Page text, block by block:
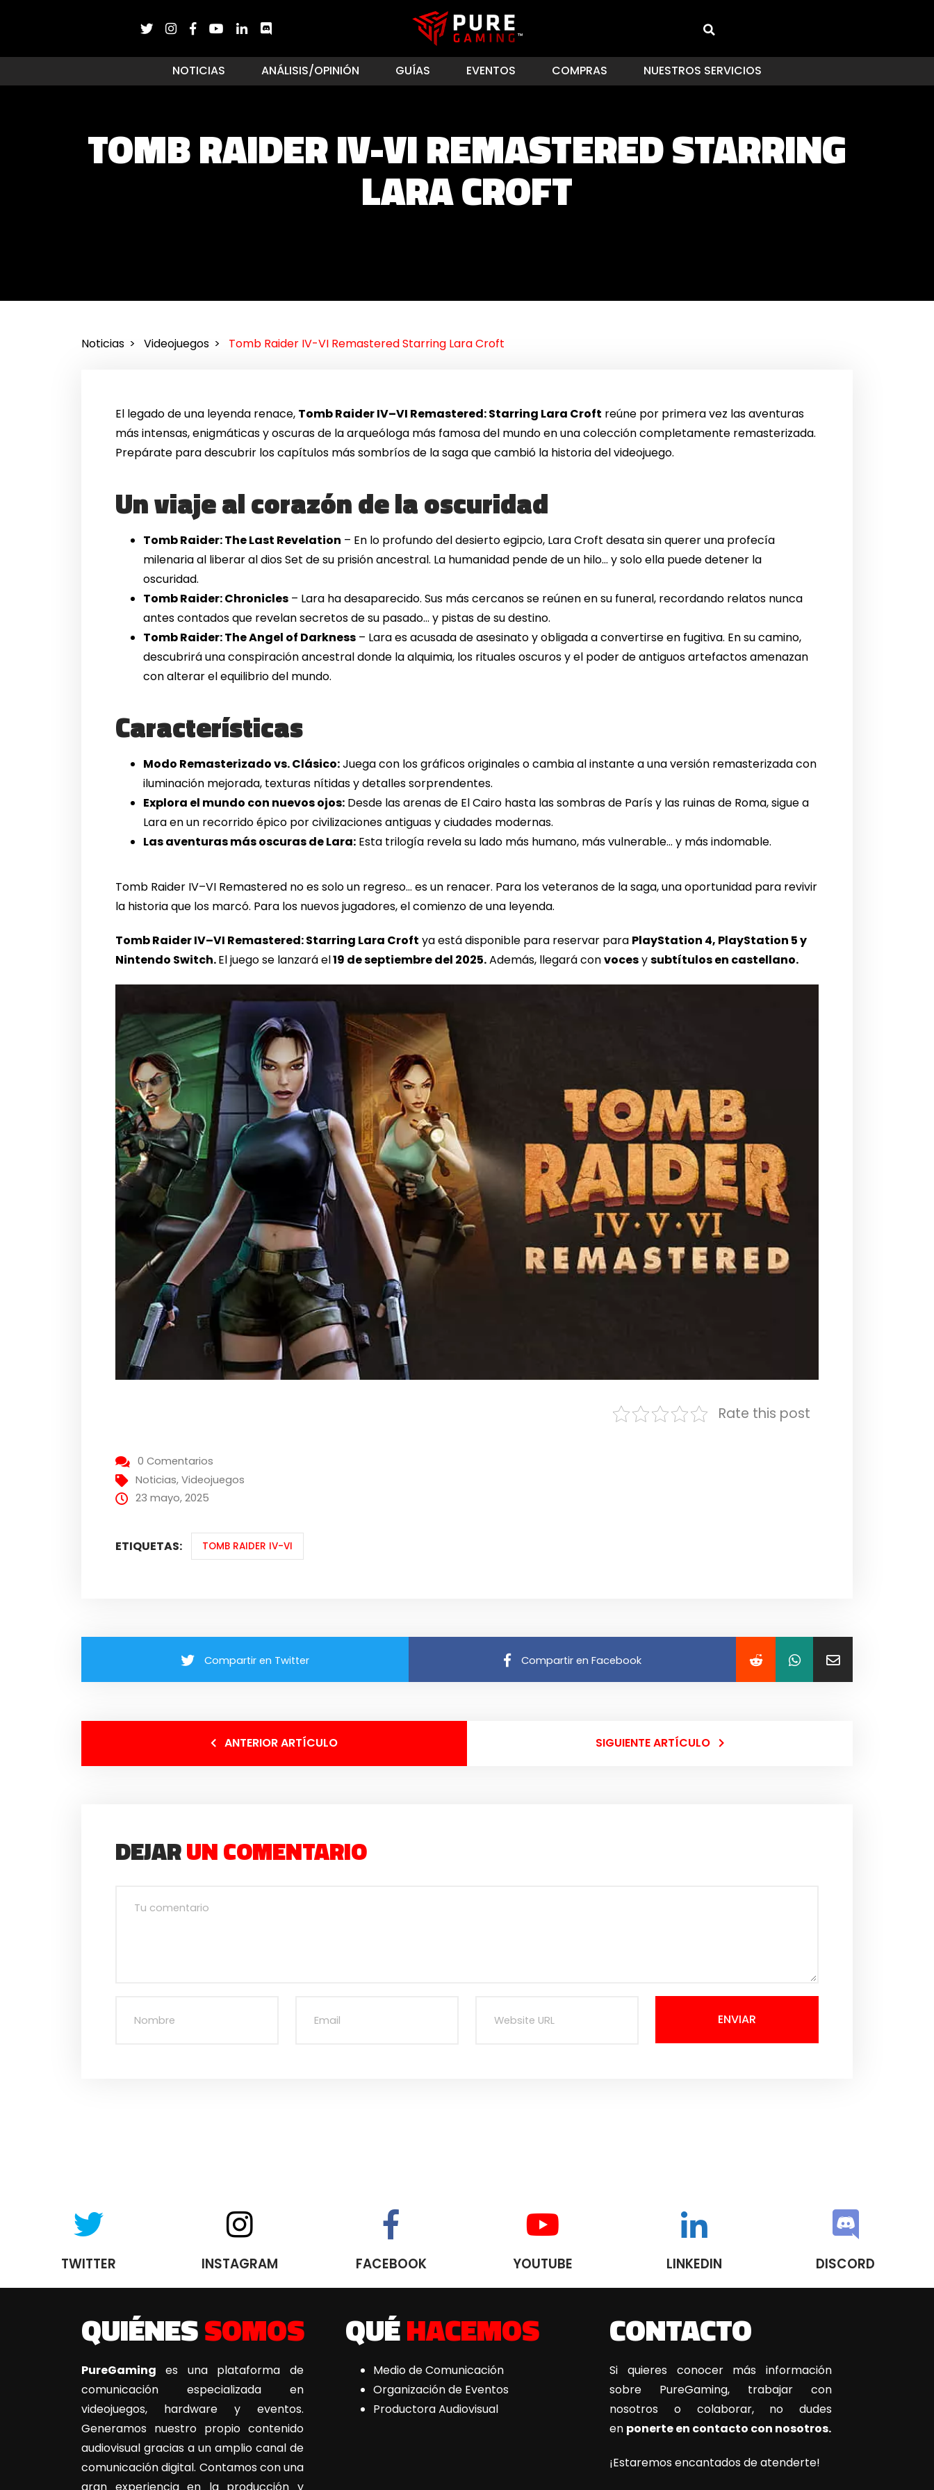
NOTICIAS ANÁLISIS/OPINIÓN GUÍAS EVENTOS COMPRAS NUESTROS SERVICIOS
TOMB RAIDER IV-VI REMASTERED STARRING
LARA CROFT
Noticias Videojuegos Tomb Raider IV-VI Remastered Starring Lara Croft
El legado de una leyenda renace, Tomb Raider IV–VI Remastered: Starring Lara Croft reúne por primera vez las aventuras
más intensas, enigmáticas y oscuras de la arqueóloga más famosa del mundo en una colección completamente remasterizada.
Prepárate para descubrir los capítulos más sombríos de la saga que cambió la historia del videojuego.
Un viaje al corazón de la oscuridad
Tomb Raider: The Last Revelation – En lo profundo del desierto egipcio, Lara Croft desata sin querer una profecía
milenaria al liberar al dios Set de su prisión ancestral. La humanidad pende de un hilo… y solo ella puede detener la
oscuridad.
Tomb Raider: Chronicles – Lara ha desaparecido. Sus más cercanos se reúnen en su funeral, recordando relatos nunca
antes contados que revelan secretos de su pasado… y pistas de su destino.
Tomb Raider: The Angel of Darkness – Lara es acusada de asesinato y obligada a convertirse en fugitiva. En su camino,
descubrirá una conspiración ancestral donde la alquimia, los rituales oscuros y el poder de antiguos artefactos amenazan
con alterar el equilibrio del mundo.
Características
Modo Remasterizado vs. Clásico:Juega con los gráficos originales o cambia al instante a una versión remasterizada con
iluminación mejorada, texturas nítidas y detalles sorprendentes.
Explora el mundo con nuevos ojos: Desde las arenas de El Cairo hasta las sombras de París y las ruinas de Roma, sigue a
Lara en un recorrido épico por civilizaciones antiguas y ciudades modernas.
Las aventuras más oscuras de Lara: Esta trilogía revela su lado más humano, más vulnerable… y más indomable.
Tomb Raider IV–VI Remastered no es solo un regreso… es un renacer. Para los veteranos de la saga, una oportunidad para revivir
la historia que los marcó. Para los nuevos jugadores, el comienzo de una leyenda.
Tomb Raider IV–VI Remastered: Starring Lara Croft ya está disponible para reservar para PlayStation 4, PlayStation 5 y
Nintendo Switch.El juego se lanzará el19 de septiembre del 2025.Además, llegará convocesysubtítulos en castellano.
Rate this post
0 Comentarios
Noticias,Videojuegos
23 mayo, 2025
ETIQUETAS: TOMB RAIDER IV-VI
Compartir en Twitter Compartir en Facebook
ANTERIOR ARTÍCULO SIGUIENTE ARTÍCULO
DEJARUN COMENTARIO
ENVIAR
TWITTER INSTAGRAM FACEBOOK YOUTUBE LINKEDIN DISCORD
QUIÉNESSOMOS
PureGaming es una plataforma de
comunicación especializada en
videojuegos, hardware y eventos.
Generamos nuestro propio contenido
audiovisual gracias a un amplio canal de
comunicación digital. Contamos con una
QUÉHACEMOS
Medio de Comunicación
Organización de Eventos
Productora Audiovisual
CONTACTO
Si quieres conocer más información
sobre PureGaming, trabajar con
nosotros o colaborar, no dudes
en ponerte en contacto con nosotros.
¡Estaremos encantados de atenderte!